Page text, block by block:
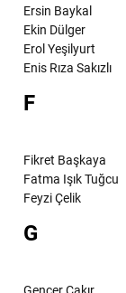
Ersin Baykal
Ekin Dülger
Erol Yeşilyurt
Enis Rıza Sakızlı
F
Fikret Başkaya
Fatma Işık Tuğcu
Feyzi Çelik
G